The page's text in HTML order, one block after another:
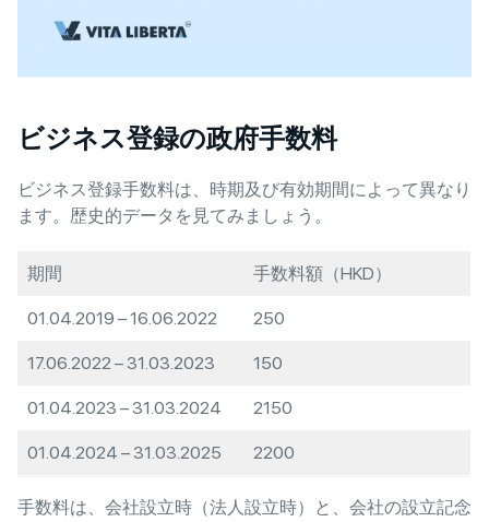
ビジネス登録の政府手数料
ビジネス登録手数料は、時期及び有効期間によって異なり
ます。歴史的データを見てみましょう。
期間 手数料額（HKD）
01.04.2019 – 16.06.2022 250
17.06.2022 – 31.03.2023 150
01.04.2023 – 31.03.2024 2150
01.04.2024 – 31.03.2025 2200
手数料は、会社設立時（法人設立時）と、会社の設立記念